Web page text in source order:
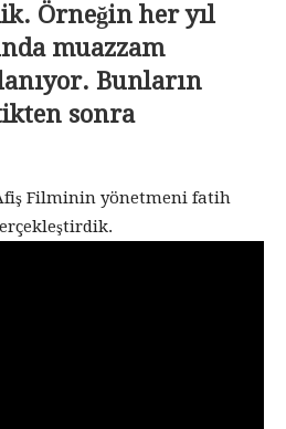
Örneğin her yıl
muazzam
Bunların
sonra
Filminin yönetmeni fatih